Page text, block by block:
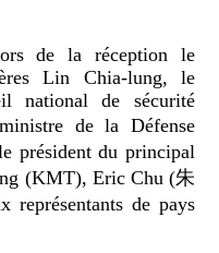
de la réception le
Lin Chia-lung, le
national de sécurité
de la Défense
président du principal
(KMT), Eric Chu (朱
de pays